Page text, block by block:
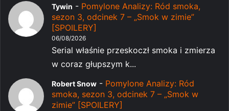
Tywin - Pomylone Analizy: Ród smoka,
sezon 3, odcinek 7 – „Smok w zimie”
[SPOILERY]
06/08/2026
Serial właśnie przeskoczł smoka i zmierza
w coraz głupszym k...
Robert Snow - Pomylone Analizy: Ród
smoka, sezon 3, odcinek 7 – „Smok w
zimie” [SPOILERY]